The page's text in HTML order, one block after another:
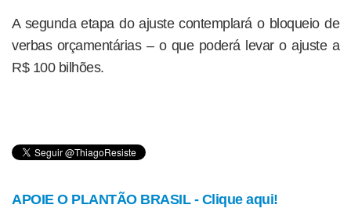
A segunda etapa do ajuste contemplará o bloqueio de
verbas orçamentárias – o que poderá levar o ajuste a
R$ 100 bilhões.
APOIE O PLANTÃO BRASIL - Clique aqui!